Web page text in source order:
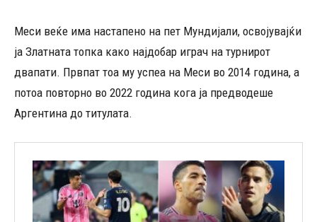
Меси веќе има настапено на пет Мундијали, освојувајќи
ја Златната топка како најдобар играч на турнирот
двапати. Првпат тоа му успеа на Меси во 2014 година, а
потоа повторно во 2022 година кога ја предводеше
Аргентина до титулата.